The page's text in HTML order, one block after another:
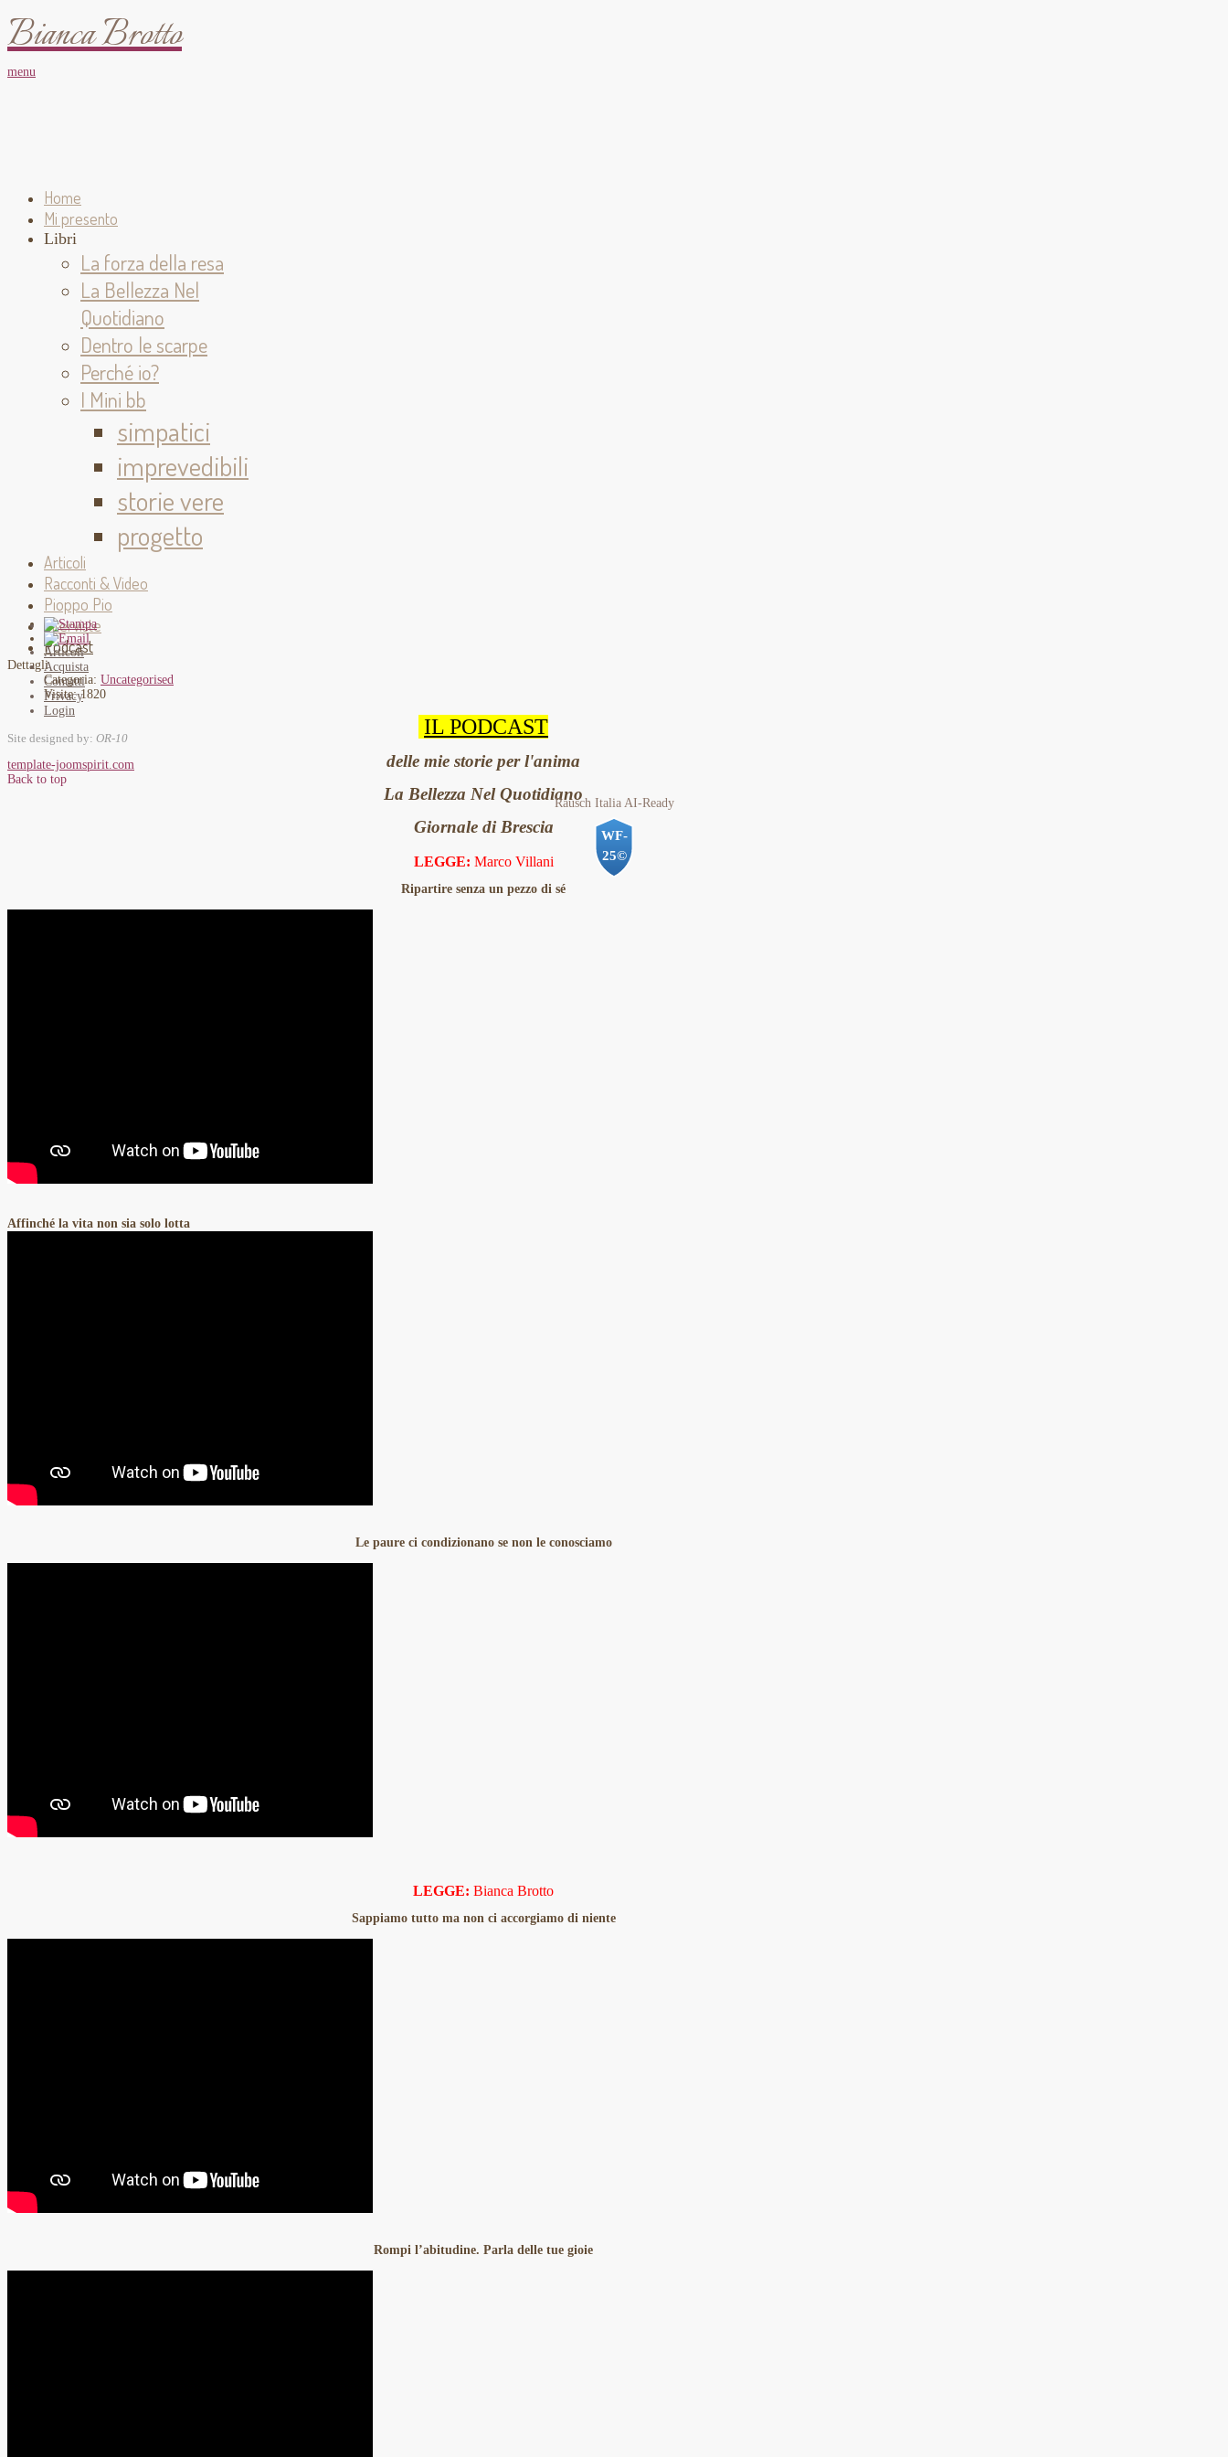
Bianca Brotto
menu
Home
Mi presento
Libri
La forza della resa
La Bellezza Nel
Quotidiano
Dentro le scarpe
Perché io?
I Mini bb
simpatici
imprevedibili
storie vere
progetto
Articoli
Racconti & Video
Pioppo Pio
Interviste
Podcast
Dettagli
Categoria: Uncategorised
Visite: 1820
IL PODCAST
delle mie storie per l'anima
La Bellezza Nel Quotidiano
Giornale di Brescia
LEGGE: Marco Villani
Ripartire senza un pezzo di sé
Affinché la vita non sia solo lotta
Le paure ci condizionano se non le conosciamo
LEGGE: Bianca Brotto
Sappiamo tutto ma non ci accorgiamo di niente
Rompi l’abitudine. Parla delle tue gioie
Articoli
Acquista
Contatti
Privacy
Login
Site designed by: OR-10
template-joomspirit.com
Back to top
Rausch Italia AI-Ready
WF-
25©